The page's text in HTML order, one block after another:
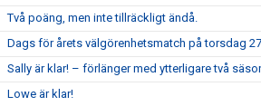
Två poäng, men inte tillräckligt ändå.
Dags för årets välgörenhetsmatch på torsdag
Sally är klar! – förlänger med ytterligare två
Lowe är klar!